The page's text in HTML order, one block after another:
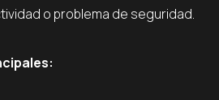
o problema de seguridad.